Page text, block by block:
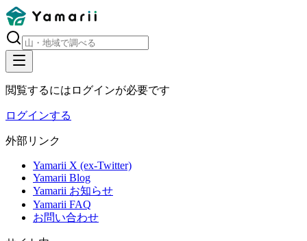
閲覧するにはログインが必要です
ログインする
外部リンク
Yamarii X (ex-Twitter)
Yamarii Blog
Yamarii お知らせ
Yamarii FAQ
お問い合わせ